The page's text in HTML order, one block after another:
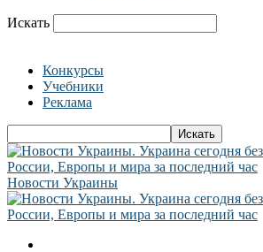
Искать
Конкурсы
Учебники
Реклама
Новости Украины